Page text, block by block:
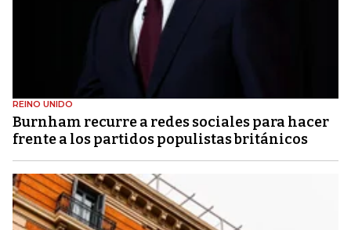
REINO UNIDO
Burnham recurre a redes sociales para hacer
frente a los partidos populistas británicos